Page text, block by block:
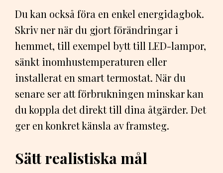
Du kan också föra en enkel energidagbok.
Skriv ner när du gjort förändringar i
hemmet, till exempel bytt till LED-lampor,
sänkt inomhustemperaturen eller
installerat en smart termostat. När du
senare ser att förbrukningen minskar kan
du koppla det direkt till dina åtgärder. Det
ger en konkret känsla av framsteg.
Sätt realistiska mål